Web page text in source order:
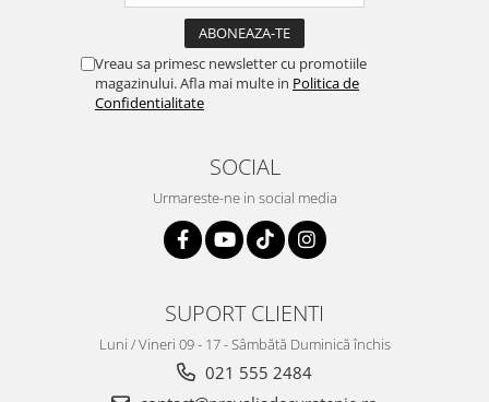
Vreau sa primesc newsletter cu promotiile
magazinului. Afla mai multe in Politica de
Confidentialitate
SOCIAL
Urmareste-ne in social media
SUPORT CLIENTI
Luni / Vineri 09 - 17 - Sâmbătă Duminică închis
021 555 2484